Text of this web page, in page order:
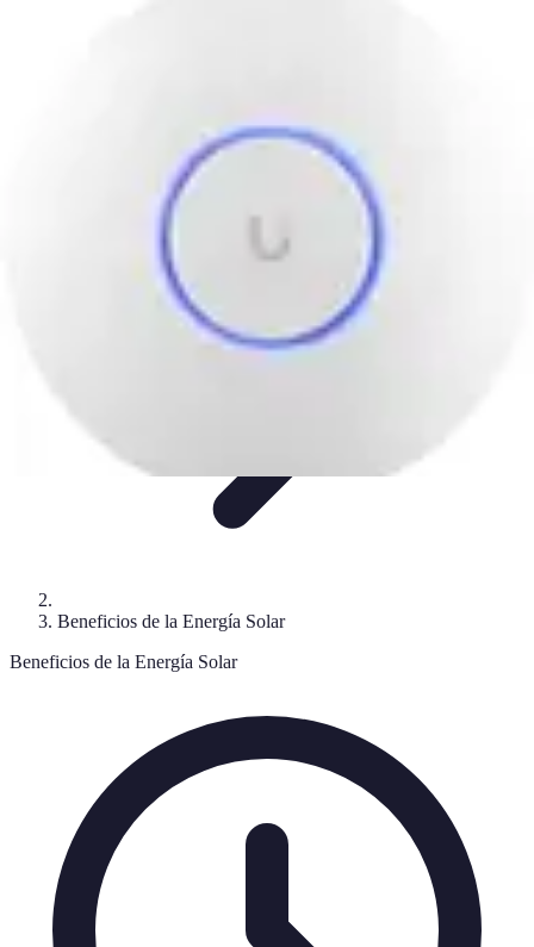
Beneficios de la Energía Solar
Beneficios de la Energía Solar